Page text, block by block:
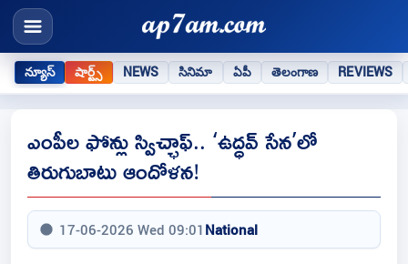
న్యూస్ షార్ట్స్ NEWS సినిమా ఏపీ తెలంగాణ REVIEWS
ఎంపీల ఫోన్లు స్విచ్ఛాఫ్‌.. ‘ఉద్ధవ్‌ సేన’లో
తిరుగుబాటు ఆందోళన!
17-06-2026 Wed 09:01 National